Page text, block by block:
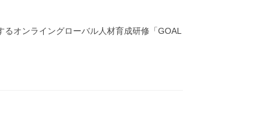
オンライングローバル人材育成研修「GOAL